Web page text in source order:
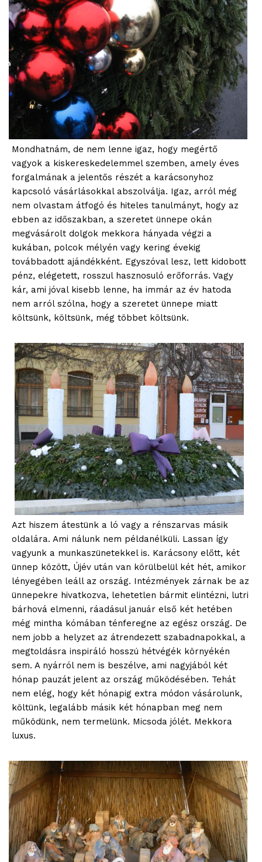
Mondhatnám, de nem lenne igaz, hogy megértő
vagyok a kiskereskedelemmel szemben, amely éves
forgalmának a jelentős részét a karácsonyhoz
kapcsoló vásárlásokkal abszolválja. Igaz, arról még
nem olvastam átfogó és hiteles tanulmányt, hogy az
ebben az időszakban, a szeretet ünnepe okán
megvásárolt dolgok mekkora hányada végzi a
kukában, polcok mélyén vagy kering évekig
továbbadott ajándékként. Egyszóval lesz, lett kidobott
pénz, elégetett, rosszul hasznosuló erőforrás. Vagy
kár, ami jóval kisebb lenne, ha immár az év hatoda
nem arról szólna, hogy a szeretet ünnepe miatt
költsünk, költsünk, még többet költsünk.
Azt hiszem átestünk a ló vagy a rénszarvas másik
oldalára. Ami nálunk nem példanélküli. Lassan így
vagyunk a munkaszünetekkel is. Karácsony előtt, két
ünnep között, Újév után van körülbelül két hét, amikor
lényegében leáll az ország. Intézmények zárnak be az
ünnepekre hivatkozva, lehetetlen bármit elintézni, lutri
bárhová elmenni, ráadásul január első két hetében
még mintha kómában ténferegne az egész ország. De
nem jobb a helyzet az átrendezett szabadnapokkal, a
megtoldásra inspiráló hosszú hétvégék környékén
sem. A nyárról nem is beszélve, ami nagyjából két
hónap pauzát jelent az ország működésében. Tehát
nem elég, hogy két hónapig extra módon vásárolunk,
költünk, legalább másik két hónapban meg nem
működünk, nem termelünk. Micsoda jólét. Mekkora
luxus.